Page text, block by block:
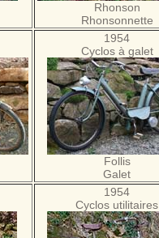
Rhonson
Rhonsonnette
1954
Cyclos à galet
Follis
Galet
1954
Cyclos utilitaires